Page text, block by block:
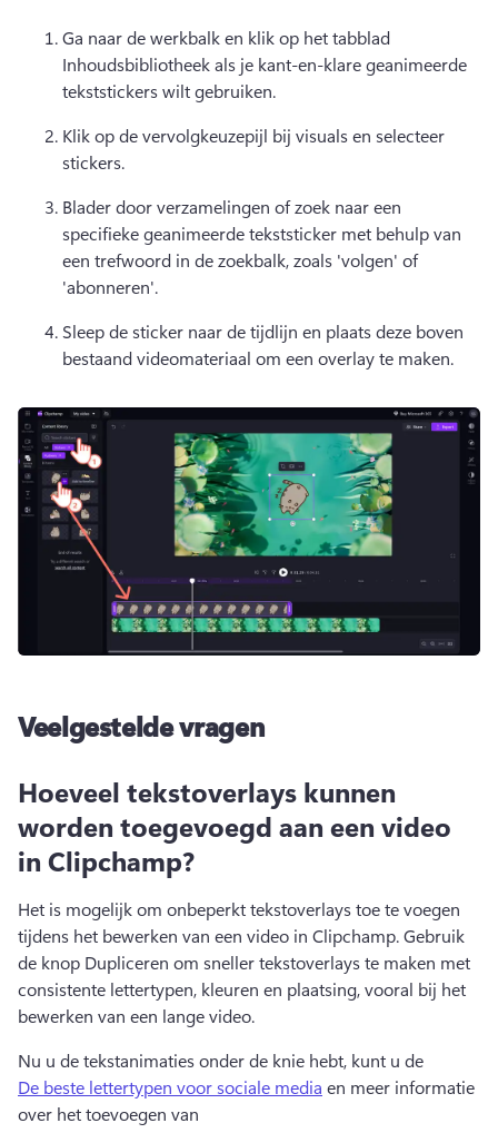
Ga naar de werkbalk en klik op het tabblad
Inhoudsbibliotheek als je kant-en-klare geanimeerde
tekststickers wilt gebruiken.
Klik op de vervolgkeuzepijl bij visuals en selecteer
stickers.
Blader door verzamelingen of zoek naar een
specifieke geanimeerde tekststicker met behulp van
een trefwoord in de zoekbalk, zoals 'volgen' of
'abonneren'.
Sleep de sticker naar de tijdlijn en plaats deze boven
bestaand videomateriaal om een overlay te maken.
Veelgestelde vragen
Hoeveel tekstoverlays kunnen
worden toegevoegd aan een video
in Clipchamp?
Het is mogelijk om onbeperkt tekstoverlays toe te voegen
tijdens het bewerken van een video in Clipchamp. Gebruik
de knop Dupliceren om sneller tekstoverlays te maken met
consistente lettertypen, kleuren en plaatsing, vooral bij het
bewerken van een lange video.
Nu u de tekstanimaties onder de knie hebt, kunt u de
De beste lettertypen voor sociale media en meer informatie
over het toevoegen van